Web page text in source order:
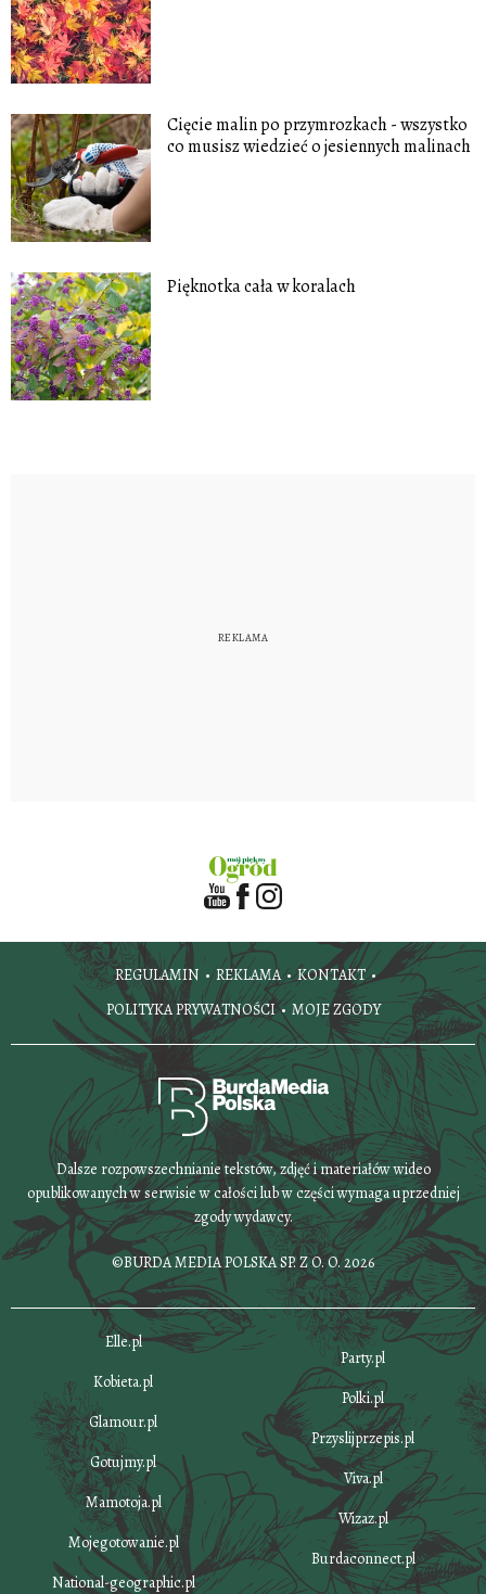
Cięcie malin po przymrozkach - wszystko
co musisz wiedzieć o jesiennych malinach
Pięknotka cała w koralach
REGULAMIN REKLAMA
KONTAKT
POLITYKA PRYWATNOŚCI
MOJE ZGODY
Dalsze rozpowszechnianie tekstów, zdjęć i materiałów wideo
opublikowanych w serwisie w całości lub w części wymaga uprzedniej
zgody wydawcy.
©BURDA MEDIA POLSKA SP. Z O. O. 2026
Elle.pl
Kobieta.pl
Glamour.pl
Gotujmy.pl
Mamotoja.pl
Mojegotowanie.pl
National-geographic.pl
Party.pl
Polki.pl
Przyslijprzepis.pl
Viva.pl
Wizaz.pl
Burdaconnect.pl